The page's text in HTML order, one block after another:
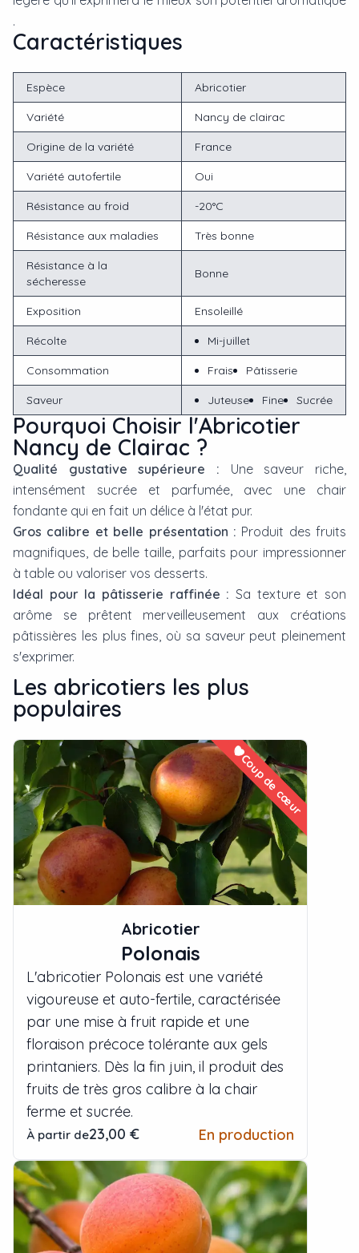
.
Caractéristiques
Espèce Abricotier
Variété Nancy de clairac
Origine de la variété France
Variété autofertile Oui
Résistance au froid -20°C
Résistance aux maladies Très bonne
Résistance à la
sécheresse
Bonne
Exposition Ensoleillé
Récolte Mi-juillet
Consommation Frais Pâtisserie
Saveur Juteuse Fine Sucrée
Pourquoi Choisir l'Abricotier
Nancy de Clairac ?
Qualité gustative supérieure : Une saveur riche,
intensément sucrée et parfumée, avec une chair
fondante qui en fait un délice à l'état pur.
Gros calibre et belle présentation : Produit des fruits
magnifiques, de belle taille, parfaits pour impressionner
à table ou valoriser vos desserts.
Idéal pour la pâtisserie raffinée : Sa texture et son
arôme se prêtent merveilleusement aux créations
pâtissières les plus fines, où sa saveur peut pleinement
s'exprimer.
Les abricotiers les plus
populaires
Coup de cœur
Abricotier
Polonais
L'abricotier Polonais est une variété
vigoureuse et auto-fertile, caractérisée
par une mise à fruit rapide et une
floraison précoce tolérante aux gels
printaniers. Dès la fin juin, il produit des
fruits de très gros calibre à la chair
ferme et sucrée.
À partir de23,00 € En production